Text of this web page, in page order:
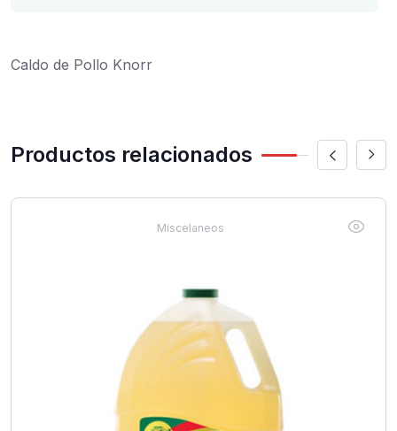
Caldo de Pollo Knorr
Productos relacionados
Miscelaneos